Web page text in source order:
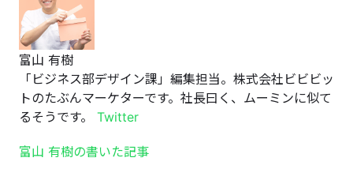
富山 有樹
「ビジネス部デザイン課」編集担当。株式会社ビビビッ
トのたぶんマーケターです。社長曰く、ムーミンに似て
るそうです。 Twitter
富山 有樹の書いた記事